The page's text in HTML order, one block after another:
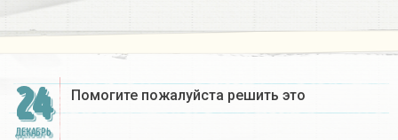
24
ДЕКАБРЬ
Помогите пожалуйста решить это